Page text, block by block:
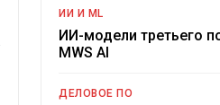
ИИ И ML
ИИ-модели третьего
MWS AI
ДЕЛОВОЕ ПО